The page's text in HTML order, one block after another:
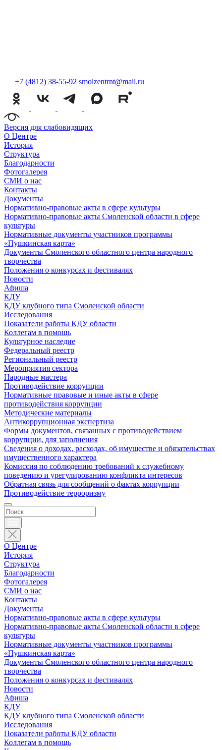
+7 (4812) 38-55-92 smolzentrnt@mail.ru
Версия для слабовидящих
О Центре
История
Структура
Благодарности
Фотогалерея
СМИ о нас
Контакты
Документы
Нормативно-правовые акты в сфере культуры
Нормативно-правовые акты Смоленской области в сфере
культуры
Нормативные документы участников программы
«Пушкинская карта»
Документы Смоленского областного центра народного
творчества
Положения о конкурсах и фестивалях
Новости
Афиша
КДУ
КДУ клубного типа Смоленской области
Исследования
Показатели работы КДУ области
Коллегам в помощь
Культурное наследие
Федеральный реестр
Региональный реестр
Мероприятия сектора
Народные мастера
Противодействие коррупции
Нормативные правовые и иные акты в сфере
противодействия коррупции
Методические материалы
Антикоррупционная экспертиза
Формы документов, связанных с противодействием
коррупции, для заполнения
Сведения о доходах, расходах, об имуществе и обязательствах
имущественного характера
Комиссия по соблюдению требований к служебному
поведению и урегулированию конфликта интересов
Обратная связь для сообщений о фактах коррупции
Противодействие терроризму
О Центре
История
Структура
Благодарности
Фотогалерея
СМИ о нас
Контакты
Документы
Нормативно-правовые акты в сфере культуры
Нормативно-правовые акты Смоленской области в сфере
культуры
Нормативные документы участников программы
«Пушкинская карта»
Документы Смоленского областного центра народного
творчества
Положения о конкурсах и фестивалях
Новости
Афиша
КДУ
КДУ клубного типа Смоленской области
Исследования
Показатели работы КДУ области
Коллегам в помощь